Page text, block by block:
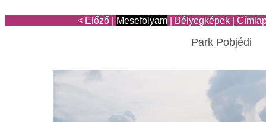
< Előző Mesefolyam Bélyegképek
Park Pobjédi